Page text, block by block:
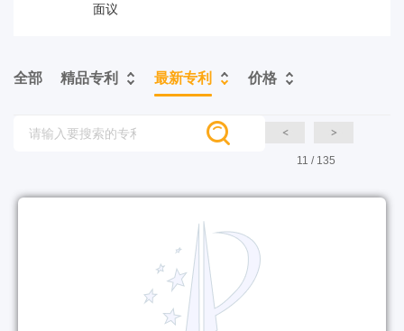
面议
全部 精品专利 最新专利 价格
11 / 135